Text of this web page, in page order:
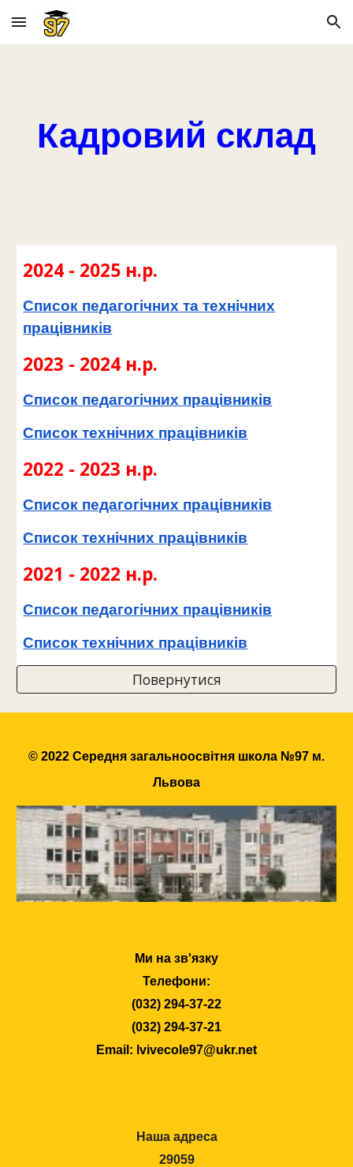
Skip to main content Skip to navigation
Кадровий склад
2024 - 2025 н.р.
Список педагогічнихта технічних
працівників
2023 - 2024 н.р.
Список педагогічних працівників
Список технічних працівників
2022 - 2023 н.р.
Список педагогічних працівників
Список технічних працівників
2021 - 2022 н.р.
Список педагогічних працівників
Список технічних працівників
Повернутися
© 2022 Середня загальноосвітня школа №97 м.
Львова
Ми на зв'язку
Телефони:
(032) 294-37-22
(032) 294-37-21
Email: lvivecole97@ukr.net
Наша адреса
29059